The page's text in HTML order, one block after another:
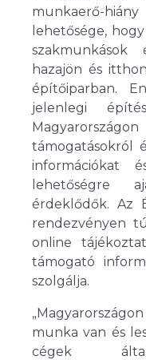
munkaerő-hiány
lehetősége,
hazajön és
építőiparban.
jelenlegi
támogatásokról
információkat
lehetőségre
érdeklődők. Az
rendezvényen
online
támogató
szolgálja.
munka van és
cégek